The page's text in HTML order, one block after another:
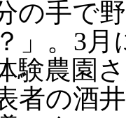
の手で
」。3月
験農園
者の酒